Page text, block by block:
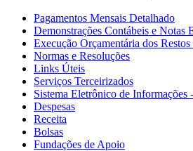
Pagamentos Mensais Detalhado
Demonstrações Contábeis e Notas
Execução Orçamentária dos Restos
Normas e Resoluções
Links Úteis
Serviços Terceirizados
Sistema Eletrônico de Informações
Despesas
Receita
Bolsas
Fundações de Apoio